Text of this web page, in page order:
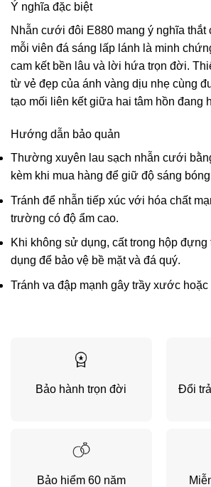
Ý nghĩa đặc biệt
Nhẫn cưới đôi E880 mang ý nghĩa thắt
mỗi viên đá sáng lấp lánh là minh
cam kết bền lâu và lời hứa trọn đời.
từ vẻ đẹp của ánh vàng dịu nhẹ cùng
tạo mối liên kết giữa hai tâm hồn đang
Hướng dẫn bảo quản
Thường xuyên lau sạch nhẫn cưới
kèm khi mua hàng để giữ độ sáng
Tránh để nhẫn tiếp xúc với hóa chất
trường có độ ẩm cao.
Khi không sử dụng, cất trong hộp
dụng để bảo vệ bề mặt và đá quý.
Tránh va đập mạnh gây trầy xước
Bảo hành trọn đời
Đổi
Bảo hiểm 60 năm